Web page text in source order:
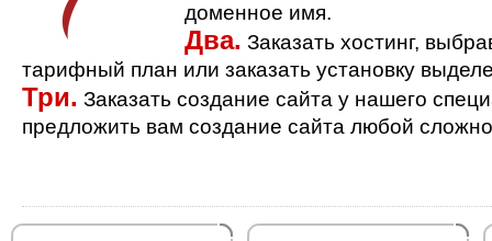
доменное имя.
Два. Заказать хостинг,
тарифный план или заказать установку
Три. Заказать создание сайта у нашего
предложить вам создание сайта любой